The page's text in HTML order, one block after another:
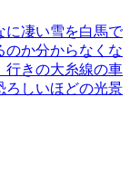
に凄い雪を白馬で
のか分からなくな
行きの大糸線の車
ろしいほどの光景